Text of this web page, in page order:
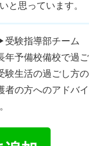
と思っています。
受験指導部チーム
年予備校備校で過
験生活の過ごし方
者の方へのアドバ